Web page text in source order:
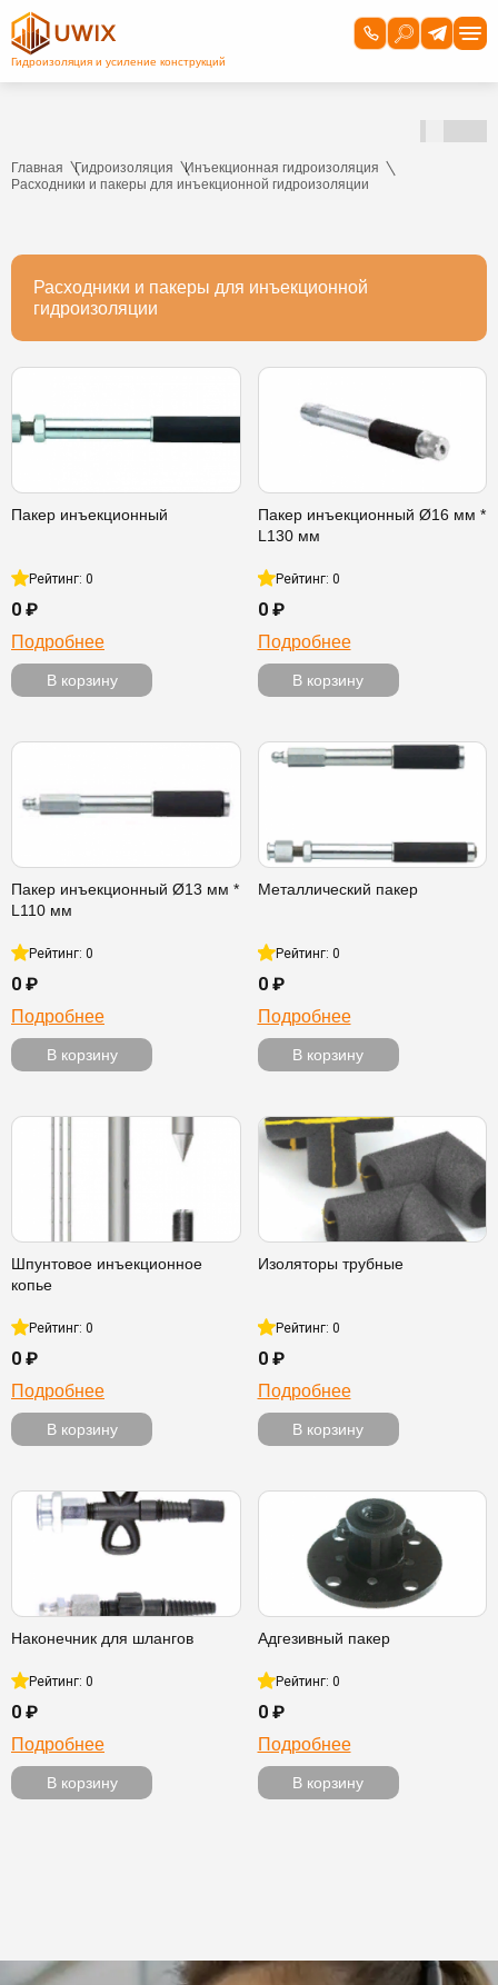
Главная Гидроизоляция
Инъекционная гидроизоляция
Расходники и пакеры для инъекционной гидроизоляции
Расходники и пакеры для инъекционной
гидроизоляции
Пакер инъекционный
Рейтинг: 0
0 ₽
Подробнее
В корзину
Пакер инъекционный Ø16 мм *
L130 мм
Рейтинг: 0
0 ₽
Подробнее
В корзину
Пакер инъекционный Ø13 мм *
L110 мм
Рейтинг: 0
0 ₽
Подробнее
В корзину
Металлический пакер
Рейтинг: 0
0 ₽
Подробнее
В корзину
Шпунтовое инъекционное
копье
Рейтинг: 0
0 ₽
Подробнее
В корзину
Изоляторы трубные
Рейтинг: 0
0 ₽
Подробнее
В корзину
Наконечник для шлангов
Рейтинг: 0
0 ₽
Подробнее
В корзину
Адгезивный пакер
Рейтинг: 0
0 ₽
Подробнее
В корзину